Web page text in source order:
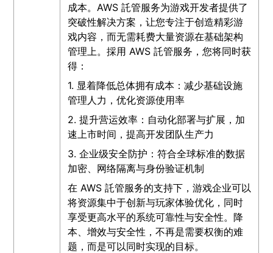
成本。AWS 託管服务为游戏开发者提供了
突破性解决方案，让您专注于创造精彩游
戏内容，而无需耗费大量资源在基础架构
管理上。採用 AWS 託管服务，您将同时获
得：
1. 显着降低总体拥有成本：减少基础设施
管理人力，优化资源使用率
2. 提升营运效率：自动化部署与扩展，加
速上市时间，提高开发团队生产力
3. 企业级安全防护：符合全球标准的数据
加密、网络隔离与身份验证机制
在 AWS 託管服务的支持下，游戏企业可以
将资源集中于创新与玩家体验优化，同时
享受更高水平的系统可靠性与安全性。降
本、增效与安全性，不再是需要权衡的难
题，而是可以同时实现的目标。